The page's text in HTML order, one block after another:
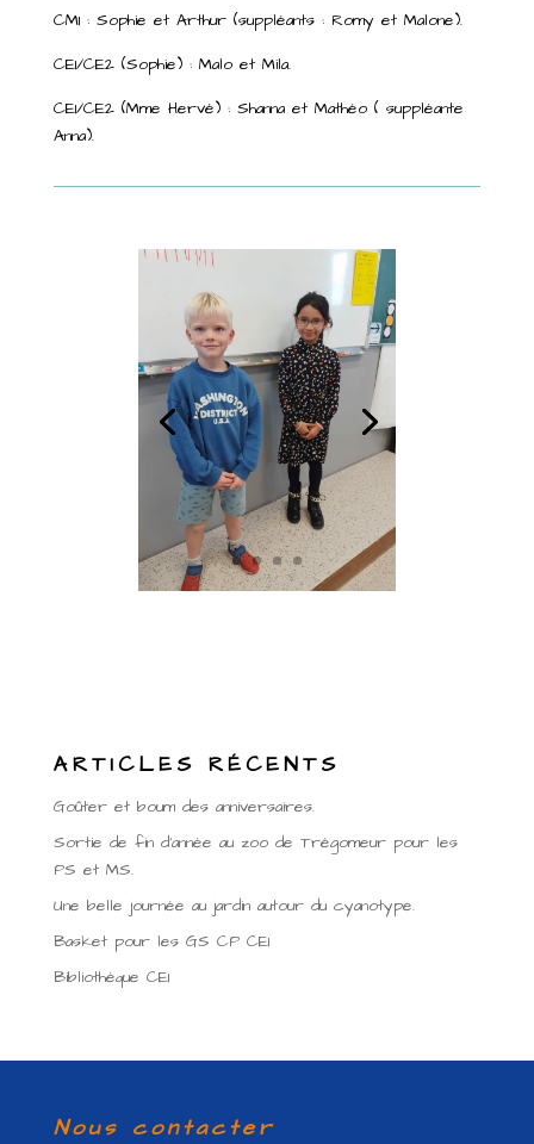
CM1 : Sophie et Arthur (suppléants : Romy et Malone).
CE1/CE2 (Sophie) : Malo et Mila.
CE1/CE2 (Mme Hervé) : Shanna et Mathéo ( suppléante
Anna).
ARTICLES RÉCENTS
Goûter et boum des anniversaires.
Sortie de fin d’année au zoo de Trégomeur pour les
PS et MS.
Une belle journée au jardin autour du cyanotype.
Basket pour les GS CP CE1
Bibliothèque CE1
Nous contacter